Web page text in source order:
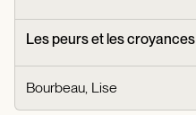
Les peurs et les croyances
Bourbeau, Lise